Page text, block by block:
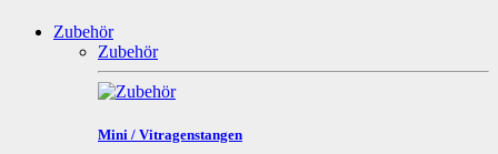
Zubehör
Zubehör
Mini / Vitragenstangen